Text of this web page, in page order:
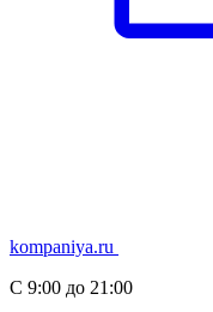
kompaniya.ru
С 9:00 до 21:00